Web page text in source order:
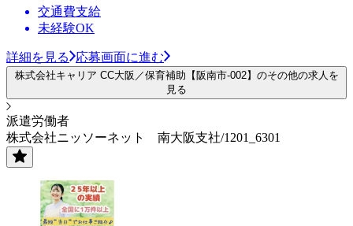
交通費支給
未経験OK
詳細を見る 応募画面に進む
株式会社キャリア CC大阪／保育補助【阪南市-002】のその他の求人を
見る
派遣労働者
株式会社ニッソーネット 南大阪支社/1201_6301